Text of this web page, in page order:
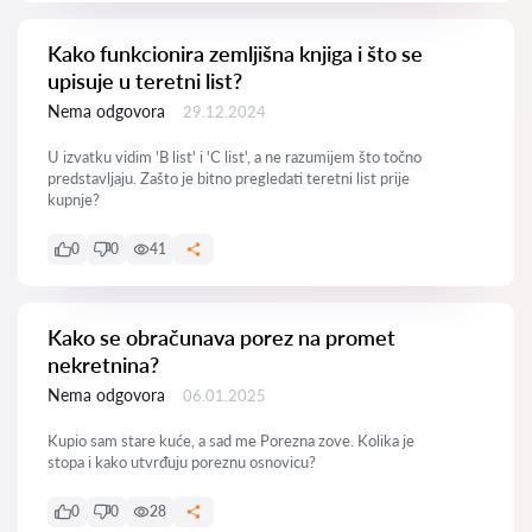
Kako funkcionira zemljišna knjiga i što se
upisuje u teretni list?
Nema odgovora 29.12.2024
U izvatku vidim 'B list' i 'C list', a ne razumijem što točno
predstavljaju. Zašto je bitno pregledati teretni list prije
kupnje?
0 0 41
Kako se obračunava porez na promet
nekretnina?
Nema odgovora 06.01.2025
Kupio sam stare kuće, a sad me Porezna zove. Kolika je
stopa i kako utvrđuju poreznu osnovicu?
0 0 28